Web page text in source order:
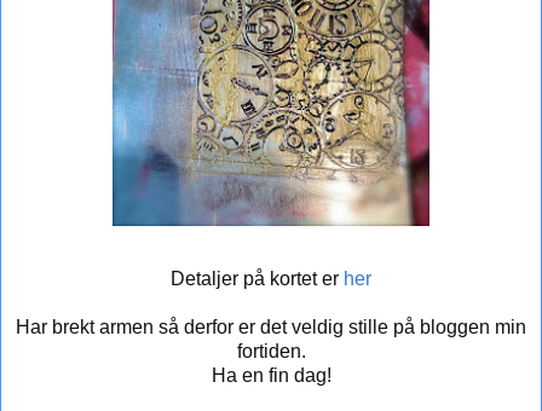
Detaljer på kortet er her
Har brekt armen så derfor er det veldig stille på bloggen min
fortiden.
Ha en fin dag!